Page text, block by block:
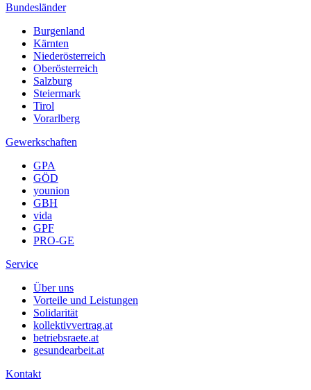
Bundesländer
Burgenland
Kärnten
Niederösterreich
Oberösterreich
Salzburg
Steiermark
Tirol
Vorarlberg
Gewerkschaften
GPA
GÖD
younion
GBH
vida
GPF
PRO-GE
Service
Über uns
Vorteile und Leistungen
Solidarität
kollektivvertrag.at
betriebsraete.at
gesundearbeit.at
Kontakt